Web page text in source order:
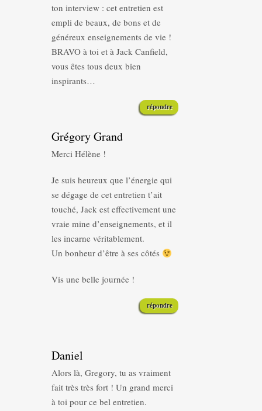
ton interview : cet entretien est
empli de beaux, de bons et de
généreux enseignements de vie !
BRAVO à toi et à Jack Canfield,
vous êtes tous deux bien
inspirants…
répondre
Grégory Grand
Merci Hélène !
Je suis heureux que l’énergie qui
se dégage de cet entretien t’ait
touché, Jack est effectivement une
vraie mine d’enseignements, et il
les incarne véritablement.
Un bonheur d’être à ses côtés
Vis une belle journée !
répondre
Daniel
Alors là, Gregory, tu as vraiment
fait très très fort ! Un grand merci
à toi pour ce bel entretien.